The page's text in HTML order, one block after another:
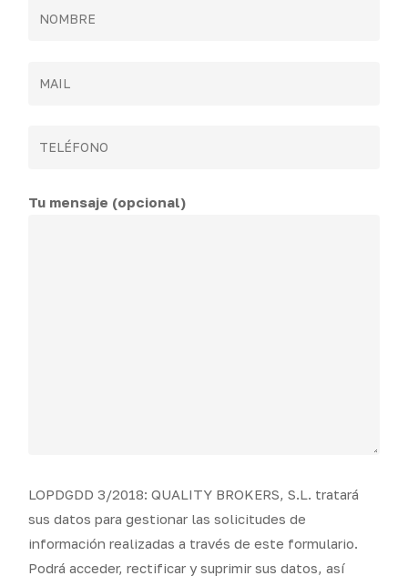
Tu mensaje (opcional)
LOPDGDD 3/2018: QUALITY BROKERS, S.L. tratará
sus datos para gestionar las solicitudes de
información realizadas a través de este formulario.
Podrá acceder, rectificar y suprimir sus datos, así